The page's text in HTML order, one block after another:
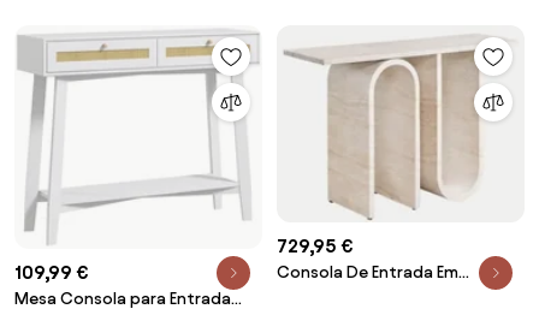
109,99 €
Mesa Consola para Entrada
729,95 €
Consola De Entrada Em